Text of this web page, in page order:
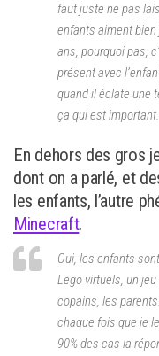
faut juste ne pas
enfants aiment bien
ans, pourquoi pas,
présent avec
quand il éclate une
ça qui est important.
En dehors des gros
dont on a parlé, et
les enfants, l’autre
Minecraft.
Oui, les enfants
Lego virtuels, un
copains, les
chaque fois que je
90% des cas la